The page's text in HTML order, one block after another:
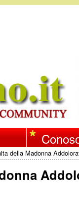
della Madonna